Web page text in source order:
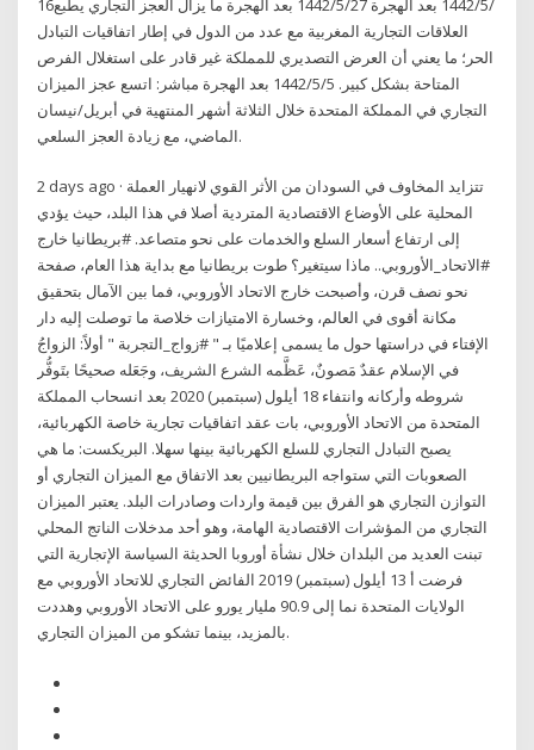
16‏‏/5‏‏/1442 بعد الهجرة 27‏‏/5‏‏/1442 بعد الهجرة ما يزال العجز التجاري يطبع
العلاقات التجارية المغربية مع عدد من الدول في إطار اتفاقيات التبادل
الحر؛ ما يعني أن العرض التصديري للمملكة غير قادر على استغلال الفرص
المتاحة بشكل كبير. 5‏‏/5‏‏/1442 بعد الهجرة مباشر: اتسع عجز الميزان
التجاري في المملكة المتحدة خلال الثلاثة أشهر المنتهية في أبريل/نيسان
الماضي، مع زيادة العجز السلعي.
2 days ago · تتزايد المخاوف في السودان من الأثر القوي لانهيار العملة
المحلية على الأوضاع الاقتصادية المتردية أصلا في هذا البلد، حيث يؤدي
إلى ارتفاع أسعار السلع والخدمات على نحو متصاعد. #بريطانيا خارج
#الاتحاد_الأوروبي.. ماذا سيتغير؟ طوت بريطانيا مع بداية هذا العام، صفحة
نحو نصف قرن، وأصبحت خارج الاتحاد الأوروبي، فما بين الآمال بتحقيق
مكانة أقوى في العالم، وخسارة الامتيازات خلاصة ما توصلت إليه دار
الإفتاء في دراستها حول ما يسمى إعلاميًا بـ " #زواج_التجربة " أولاً: الزواجُ
في الإسلام عقدٌ مَصونٌ، عَظَّمه الشرع الشريف، وجَعَله صحيحًا بتَوفُّر
شروطه وأركانه وانتفاء 18 أيلول (سبتمبر) 2020 بعد انسحاب المملكة
المتحدة من الاتحاد الأوروبي، بات عقد اتفاقيات تجارية خاصة الكهربائية،
يصبح التبادل التجاري للسلع الكهربائية بينها سهلا. البريكست: ما هي
الصعوبات التي ستواجه البريطانيين بعد الاتفاق مع الميزان التجاري أو
التوازن التجاري هو الفرق بين قيمة واردات وصادرات البلد. يعتبر الميزان
التجاري من المؤشرات الاقتصادية الهامة، وهو أحد مدخلات الناتج المحلي
تبنت العديد من البلدان خلال نشأة أوروبا الحديثة السياسة الإتجارية التي
فرضت أ 13 أيلول (سبتمبر) 2019 الفائض التجاري للاتحاد الأوروبي مع
الولايات المتحدة نما إلى 90.9 مليار يورو على الاتحاد الأوروبي وهددت
بالمزيد، بينما تشكو من الميزان التجاري.